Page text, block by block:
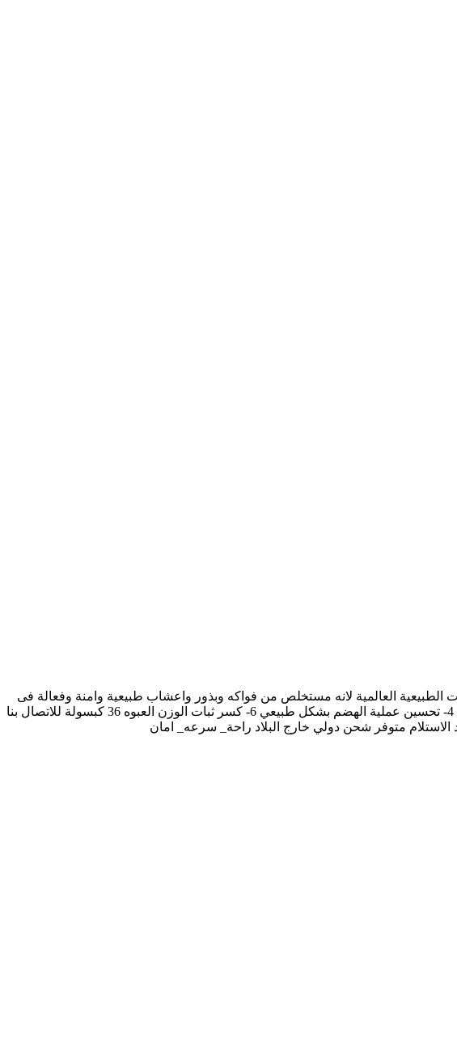
العالمية لانه مستخلص من فواكه وبذور واعشاب طبيعية وامنة وفعالة فى
حرق الدهون وانقاص الوزن بدون اضرار ميزات المنتج: 1- سريع المفعول في إنقاص الوزن 3- تقليل الشهية تجاه السكريات 4- تحسين عملية الهضم بشكل طبيعي 6- كسر ثبات الوزن العبوه 36 كبسولة للاتصال بنا